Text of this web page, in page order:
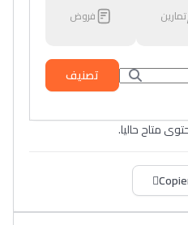
تمارين فروض
تصنيف
متاح حاليا.